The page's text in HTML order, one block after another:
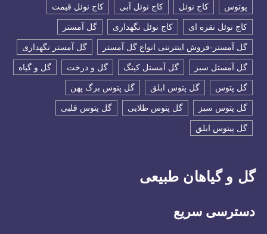
پوتوس کاج نوئل کاج نوئل آبی کاج نوئل قیمت
کاج نوئل نقره ای کاج نوئل نگهداری گل آمستر
گل آمستر-فروش اینترنتی انواع گل آمستر گل آمستر نگهداری
گل آمستل سبز گل آمستل کینگ گل و درخت گل و گیاه
گل پتوس گل پتوس ابلق گل پتوس برگ پهن
گل پتوس سبز گل پتوس طلایی گل پتوس قلبی
گل پیتوس ابلق
گل و گیاهان طبیعی
دسترسی سریع